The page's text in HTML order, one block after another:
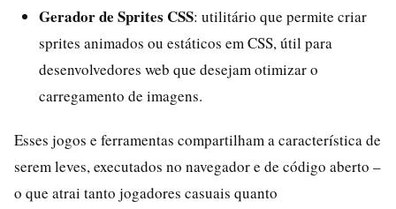
Gerador de Sprites CSS: utilitário que permite criar
sprites animados ou estáticos em CSS, útil para
desenvolvedores web que desejam otimizar o
carregamento de imagens.
Esses jogos e ferramentas compartilham a característica de
serem leves, executados no navegador e de código aberto –
o que atrai tanto jogadores casuais quanto